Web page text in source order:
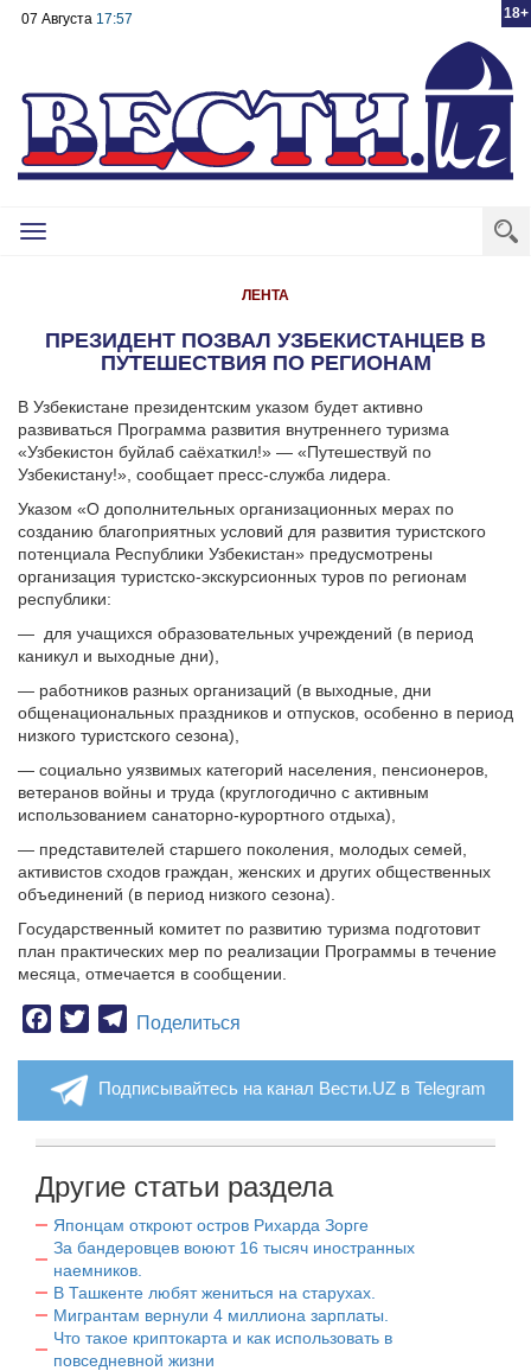
18+
07 Августа 17:57
Toggle
ЛЕНТА
ПРЕЗИДЕНТ ПОЗВАЛ УЗБЕКИСТАНЦЕВ В
ПУТЕШЕСТВИЯ ПО РЕГИОНАМ
В Узбекистане президентским указом будет активно
развиваться Программа развития внутреннего туризма
«Узбекистон буйлаб саёхаткил!» — «Путешествуй по
Узбекистану!», сообщает пресс-служба лидера.
Указом «О дополнительных организационных мерах по
созданию благоприятных условий для развития туристского
потенциала Республики Узбекистан» предусмотрены
организация туристско-экскурсионных туров по регионам
республики:
— для учащихся образовательных учреждений (в период
каникул и выходные дни),
— работников разных организаций (в выходные, дни
общенациональных праздников и отпусков, особенно в период
низкого туристского сезона),
— социально уязвимых категорий населения, пенсионеров,
ветеранов войны и труда (круглогодично с активным
использованием санаторно-курортного отдыха),
— представителей старшего поколения, молодых семей,
активистов сходов граждан, женских и других общественных
объединений (в период низкого сезона).
Государственный комитет по развитию туризма подготовит
план практических мер по реализации Программы в течение
месяца, отмечается в сообщении.
Facebook
TwitterTelegram
Поделиться
Подписывайтесь на канал Вести.UZ в Telegram
Другие статьи раздела
Японцам откроют остров Рихарда Зорге
За бандеровцев воюют 16 тысяч иностранных
наемников.
В Ташкенте любят жениться на старухах.
Мигрантам вернули 4 миллиона зарплаты.
Что такое криптокарта и как использовать в
повседневной жизни